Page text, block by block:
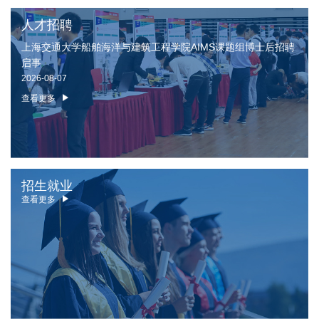
人才招聘
上海交通大学船舶海洋与建筑工程学院AIMS课题组博士后招聘
启事
2026-08-07
查看更多
招生就业
查看更多